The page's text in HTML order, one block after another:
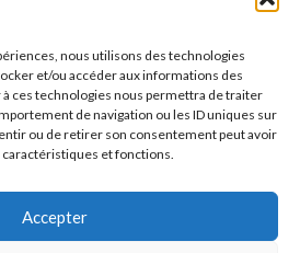
nous utilisons des technologies
et/ou accéder aux informations des
à ces technologies nous permettra de traiter
de navigation ou les ID uniques sur
ou de retirer son consentement peut avoir
et fonctions.
Accepter
– Prisci Locks Art